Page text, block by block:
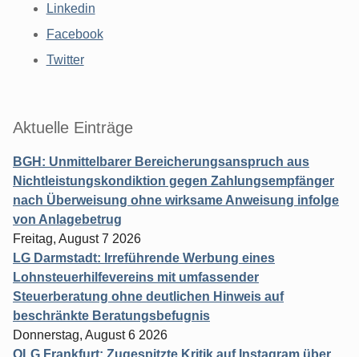
Linkedin
Facebook
Twitter
Aktuelle Einträge
BGH: Unmittelbarer Bereicherungsanspruch aus
Nichtleistungskondiktion gegen Zahlungsempfänger
nach Überweisung ohne wirksame Anweisung infolge
von Anlagebetrug
Freitag, August 7 2026
LG Darmstadt: Irreführende Werbung eines
Lohnsteuerhilfevereins mit umfassender
Steuerberatung ohne deutlichen Hinweis auf
beschränkte Beratungsbefugnis
Donnerstag, August 6 2026
OLG Frankfurt: Zugespitzte Kritik auf Instagram über